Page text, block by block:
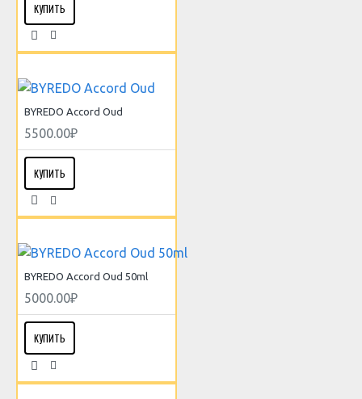
КУПИТЬ
BYREDO Accord Oud
5500.00₽
КУПИТЬ
BYREDO Accord Oud 50ml
5000.00₽
КУПИТЬ